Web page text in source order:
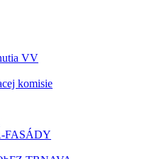
VV
komisie
FASÁDY